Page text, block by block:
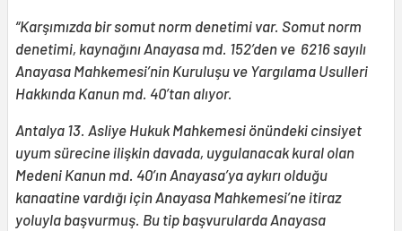
“Karşımızda bir somut norm denetimi var. Somut norm
denetimi, kaynağını Anayasa md. 152’den ve 6216 sayılı
Anayasa Mahkemesi’nin Kuruluşu ve Yargılama Usulleri
Hakkında Kanun md. 40’tan alıyor.
Antalya 13. Asliye Hukuk Mahkemesi önündeki cinsiyet
uyum sürecine ilişkin davada, uygulanacak kural olan
Medeni Kanun md. 40’ın Anayasa’ya aykırı olduğu
kanaatine vardığı için Anayasa Mahkemesi’ne itiraz
yoluyla başvurmuş. Bu tip başvurularda Anayasa